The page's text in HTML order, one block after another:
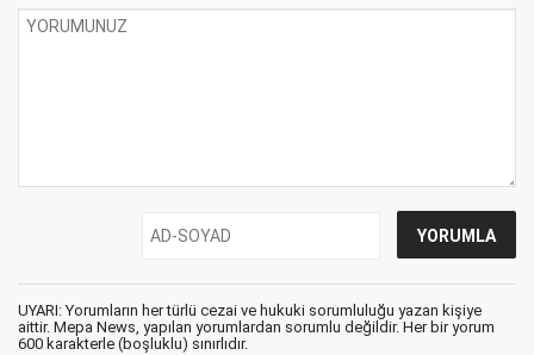
UYARI: Yorumların her türlü cezai ve hukuki sorumluluğu yazan kişiye
aittir. Mepa News, yapılan yorumlardan sorumlu değildir. Her bir yorum
600 karakterle (boşluklu) sınırlıdır.